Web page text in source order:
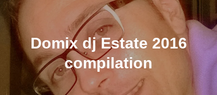
Domix dj Estate 2016
compilation